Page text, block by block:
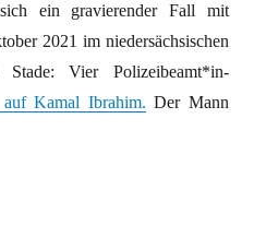
ein gravierender Fall mit
2021 im niedersächsischen
Vier Po­li­zei­be­am­t*in­
auf Kamal Ibrahim. Der Mann